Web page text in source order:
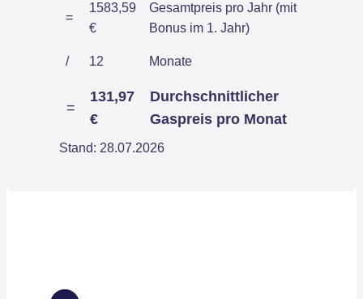
=
1583,59
€
Gesamtpreis pro Jahr (mit
Bonus im 1. Jahr)
/ 12 Monate
=
131,97
€
Durchschnittlicher
Gaspreis pro Monat
Stand: 28.07.2026